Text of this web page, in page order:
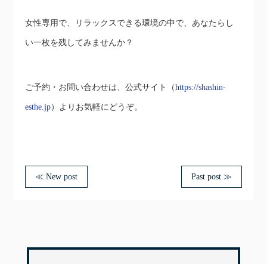
女性専用で、リラックスできる環境の中で、あなたらし
い一枚を残してみませんか？
ご予約・お問い合わせは、公式サイト（https://shashin-
esthe.jp）よりお気軽にどうぞ。
≪ New post Past post ≫